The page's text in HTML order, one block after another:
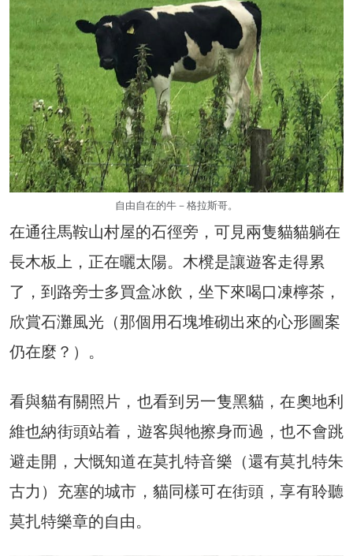
自由自在的牛－格拉斯哥。
在通往馬鞍山村屋的石徑旁，可見兩隻貓貓躺在
長木板上，正在曬太陽。木櫈是讓遊客走得累
了，到路旁士多買盒冰飲，坐下來喝口凍檸茶，
欣賞石灘風光（那個用石塊堆砌出來的心形圖案
仍在麼？）。
看與貓有關照片，也看到另一隻黑貓，在奧地利
維也納街頭站着，遊客與牠擦身而過，也不會跳
避走開，大慨知道在莫扎特音樂（還有莫扎特朱
古力）充塞的城市，貓同樣可在街頭，享有聆聽
莫扎特樂章的自由。